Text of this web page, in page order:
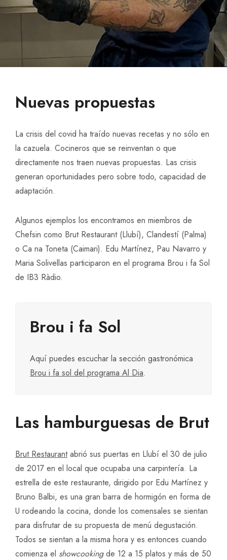
Nuevas propuestas
La crisis del covid ha traído nuevas recetas y no sólo en
la cazuela. Cocineros que se reinventan o que
directamente nos traen nuevas propuestas. Las crisis
generan oportunidades pero sobre todo, capacidad de
adaptación.
Algunos ejemplos los encontramos en miembros de
Chefsin como Brut Restaurant (Llubí), Clandestí (Palma)
o Ca na Toneta (Caimari). Edu Martínez, Pau Navarro y
Maria Solivellas participaron en el programa Brou i fa Sol
de IB3 Ràdio.
Brou i fa Sol
Aquí puedes escuchar la sección gastronómica
Brou i fa sol del programa Al Dia.
Las hamburguesas de Brut
Brut Restaurantabrió sus puertas en Llubí el 30 de julio
de 2017 en el local que ocupaba una carpintería. La
estrella de este restaurante, dirigido por Edu Martínez y
Bruno Balbi, es una gran barra de hormigón en forma de
U rodeando la cocina, donde los comensales se sientan
para disfrutar de su propuesta de menú degustación.
Todos se sientan a la misma hora y es entonces cuando
comienza el showcookingde 12 a 15 platos y más de 50